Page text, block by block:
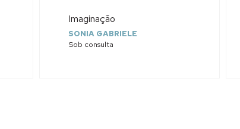
Imaginação
SONIA GABRIELE
Sob consulta